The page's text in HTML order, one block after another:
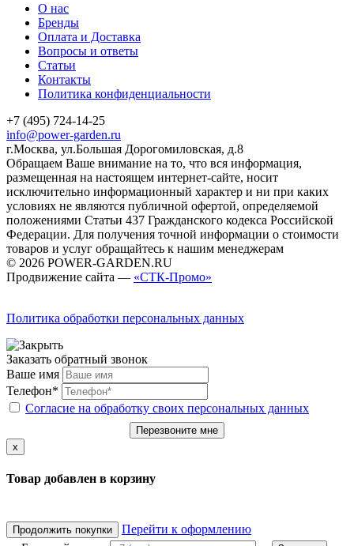
О нас
Бренды
Оплата и Доставка
Вопросы и ответы
Статьи
Контакты
Политика конфиденциальности
+7 (495) 724-14-25
info@power-garden.ru
г.Москва, ул.Большая Дорогомиловская, д.8
Обращаем Ваше внимание на то, что вся информация,
размещенная на настоящем интернет-сайте, носит
исключительно информационный характер и ни при каких
условиях не являются публичной офертой, определяемой
положениями Статьи 437 Гражданского кодекса Российской
Федерации. Для получения точной информации о стоимости
товаров и услуг обращайтесь к нашим менеджерам
© 2026 POWER-GARDEN.RU
Продвижение сайта — «СТК-Промо»
Политика обработки персональных данных
Заказать обратный звонок
Ваше имя
Телефон*
Согласие на обработку своих персональных данных
Перезвоните мне
x
Товар добавлен в корзину
Продолжить покупки
Перейти к оформлению